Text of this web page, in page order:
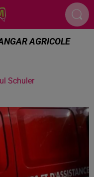
AGRICOLE
Schuler